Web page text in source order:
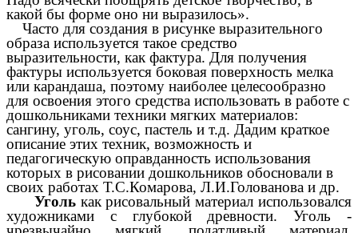
какой бы форме оно ни выразилось».
Часто для создания в рисунке выразительного
образа используется такое средство
выразительности, как фактура. Для получения
фактуры используется боковая поверхность мелка
или карандаша, поэтому наиболее целесообразно
для освоения этого средства использовать в работе с
дошкольниками техники мягких материалов:
сангину, уголь, соус, пастель и т.д. Дадим краткое
описание этих техник, возможность и
педагогическую оправданность использования
которых в рисовании дошкольников обосновали в
своих работах Т.С.Комарова, Л.И.Голованова и др.
Уголькак рисовальный материал использовался
художниками с глубокой древности. Уголь -